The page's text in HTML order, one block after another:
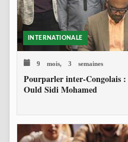
INTERNATIONALE
9 mois, 3 semaines
Pourparler inter-Congolais
Ould Sidi Mohamed